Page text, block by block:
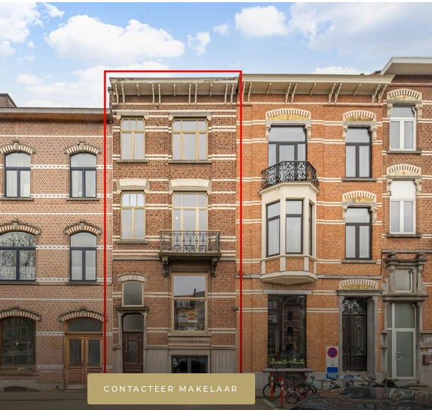
CONTACTEER MAKELAAR